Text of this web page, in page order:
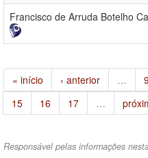
Francisco de Arruda Botelho
« início ‹ anterior …
15
16 17 …
Responsável pelas informações